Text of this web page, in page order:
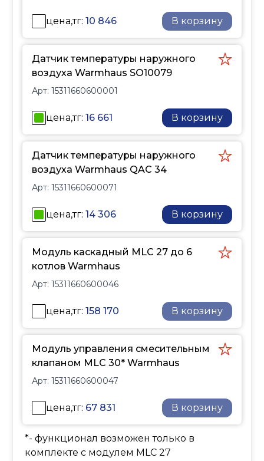
цена,тг:10 846 В корзину
Датчик температуры наружного
воздуха Warmhaus SO10079
Арт:15311660600001
цена,тг:16 661 В корзину
Датчик температуры наружного
воздуха Warmhaus QAC 34
Арт:15311660600071
цена,тг:14 306 В корзину
Модуль каскадный MLC 27 до 6
котлов Warmhaus
Арт:15311660600046
цена,тг:158 170 В корзину
Модуль управления смесительным
клапаном MLC 30* Warmhaus
Арт:15311660600047
цена,тг: 67 831 В корзину
*- функционал возможен только в
комплекте с модулем MLC 27